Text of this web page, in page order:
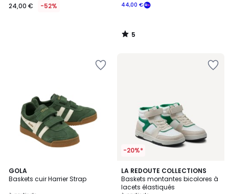
24,00 € -52% 44,00 €
5
/
GOLA
Baskets cuir Harrier Strap
4
/
5
Couleurs
-20%*
LA REDOUTE COLLECTIONS
Baskets montantes bicolores à
lacets élastiqués
2
Couleurs